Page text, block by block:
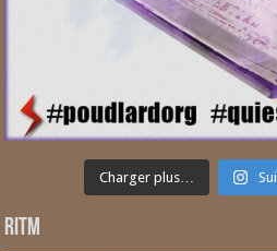
Charger plus…
RITM